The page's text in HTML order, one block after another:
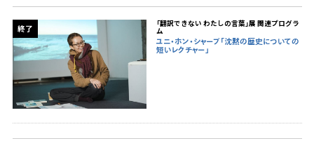
終了
「翻訳できない わたしの言葉」展 関連プログラ
ム
ユニ・ホン・シャープ「沈黙の歴史についての
短いレクチャー」